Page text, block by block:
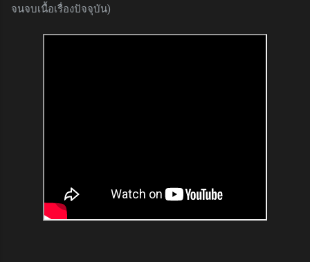
จนจบเนื้อเรื่องปัจจุบัน)